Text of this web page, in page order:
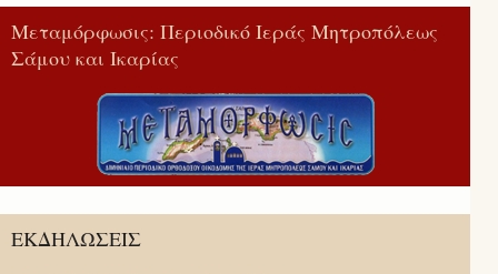
Μεταμόρφωσις: Περιοδικό Ιεράς Μητροπόλεως
Σάμου και Ικαρίας
ΕΚΔΗΛΩΣΕΙΣ